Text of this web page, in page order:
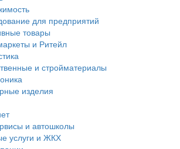
для предприятий
товары
и Ритейл
и стройматериалы
изделия
и автошколы
услуги и ЖКХ